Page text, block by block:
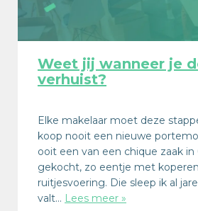
Weet jij wanneer je
verhuist?
Elke makelaar moet deze
koop nooit een nieuwe
ooit een van een chique zaak in
gekocht, zo eentje met
ruitjesvoering. Die sleep ik al
valt… Lees meer »